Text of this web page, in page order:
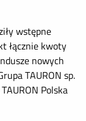
wstępne
łącznie kwoty
nowych
TAURON sp.
Polska